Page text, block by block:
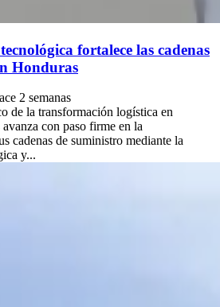
fortalece las cadenas
Honduras
2 semanas
de la transformación logística en
con paso firme en la
cadenas de suministro mediante la
y...